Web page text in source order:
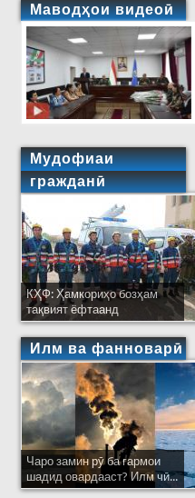
Маводҳои видеоӣ
Мудофиаи
гражданӣ
КҲФ: Ҳамкориҳо бозҳам
тақвият ёфтаанд
Илм ва фанноварӣ
Чаро замин рӯ ба гармои
шадид овардааст? Илм чӣ...